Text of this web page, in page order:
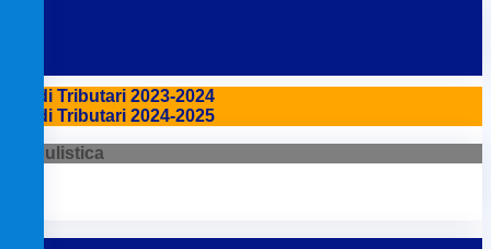
Studi Tributari 2023-2024
Studi Tributari 2024-2025
Modulistica